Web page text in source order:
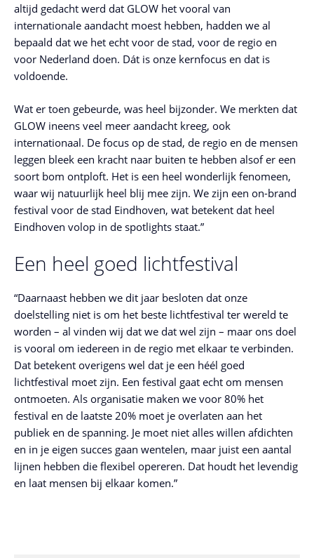
altijd gedacht werd dat GLOW het vooral van
internationale aandacht moest hebben, hadden we al
bepaald dat we het echt voor de stad, voor de regio en
voor Nederland doen. Dát is onze kernfocus en dat is
voldoende.
Wat er toen gebeurde, was heel bijzonder. We merkten dat
GLOW ineens veel meer aandacht kreeg, ook
internationaal. De focus op de stad, de regio en de mensen
leggen bleek een kracht naar buiten te hebben alsof er een
soort bom ontploft. Het is een heel wonderlijk fenomeen,
waar wij natuurlijk heel blij mee zijn. We zijn een on-brand
festival voor de stad Eindhoven, wat betekent dat heel
Eindhoven volop in de spotlights staat.”
Een heel goed lichtfestival
“Daarnaast hebben we dit jaar besloten dat onze
doelstelling niet is om het beste lichtfestival ter wereld te
worden – al vinden wij dat we dat wel zijn – maar ons doel
is vooral om iedereen in de regio met elkaar te verbinden.
Dat betekent overigens wel dat je een héél goed
lichtfestival moet zijn. Een festival gaat echt om mensen
ontmoeten. Als organisatie maken we voor 80% het
festival en de laatste 20% moet je overlaten aan het
publiek en de spanning. Je moet niet alles willen afdichten
en in je eigen succes gaan wentelen, maar juist een aantal
lijnen hebben die flexibel opereren. Dat houdt het levendig
en laat mensen bij elkaar komen.”